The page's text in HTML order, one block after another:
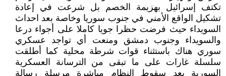
تكتف إسرائيل بهزيمة الخصم بل شرعت في إعادة
تشكيل الواقع الأمني في جنوب سوريا وخاصة بعد احداث
السويداء حيث فرضت حظرا جويا كاملا على أجواء درعا
والسويداء وجنوب دمشق ومنعت أي تواجد عسكري
سوري هناك باستثناء قوات شرطة محلية كما أطلقت
سلسلة غارات على ما تبقى من الترسانة العسكرية
السورية بعد سقوط النظام مباشرة مرسلة رسالة